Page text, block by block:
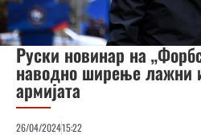
Руски новинар на
наводно ширење лажни
армијата
26/04/202415:22